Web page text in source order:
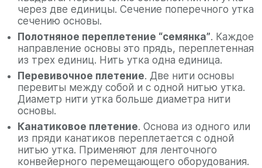
через две единицы. Сечение поперечного утка
сечению основы.
Полотняное переплетение “семянка”. Каждое
направление основы это прядь, переплетенная
из трех единиц. Нить утка одна единица.
Перевивочное плетение. Две нити основы
перевиты между собой и с одной нитью утка.
Диаметр нити утка больше диаметра нити
основы.
Канатиковое плетение. Основа из одного или
из пряди канатиков переплетается с одной
нитью утка. Применяют для ленточного
конвейерного перемещающего оборудования.